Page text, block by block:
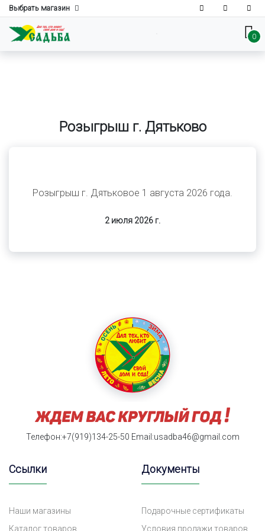
Выбрать магазин
0
Розыгрыш г. Дятьково
Розыгрыш г. Дятьковое 1 августа 2026 года.
2 июля 2026 г.
Телефон:+7(919)134-25-50 Email:usadba46@gmail.com
Ссылки
Наши магазины
Каталог товаров
Документы
Подарочные сертификаты
Условия продажи товаров